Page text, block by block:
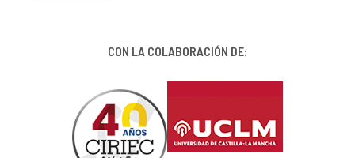
CON LA COLABORACIÓN DE: